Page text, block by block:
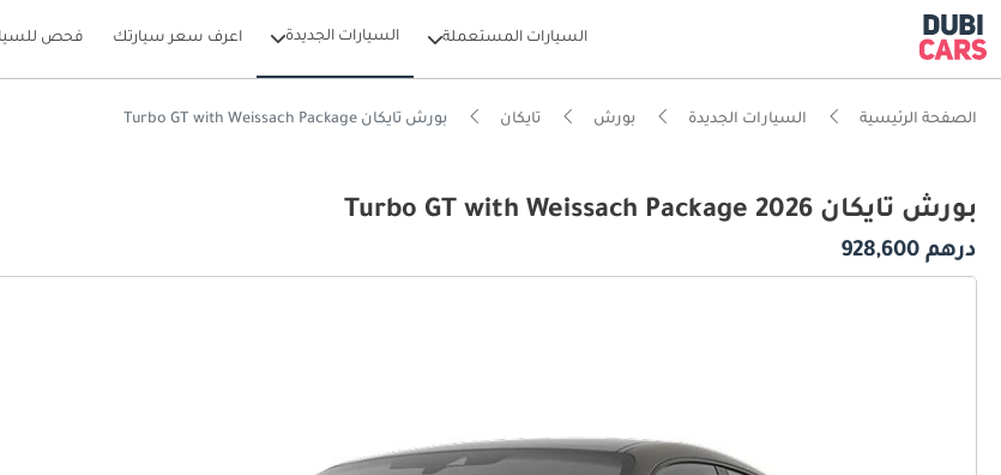
السيارات المستعملة السيارات الجديدة اعرف سعر سيارتك فحص
الصفحة الرئيسية السيارات الجديدة بورش تايكان بورش تايكان Turbo GT with Weissach Package
بورش تايكان Turbo GT with Weissach Package 2026
درهم 928,600